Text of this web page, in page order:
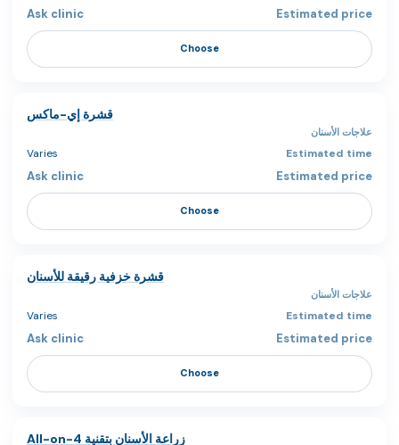
Ask clinic
Choose
قشرة إي-ماكس
علاجات الأسنان
Varies
Ask clinic
Choose
قشرة خزفية رقيقة للأسنان
علاجات الأسنان
Varies
Ask clinic
Choose
زراعة الأسنان بتقنية All-on-4